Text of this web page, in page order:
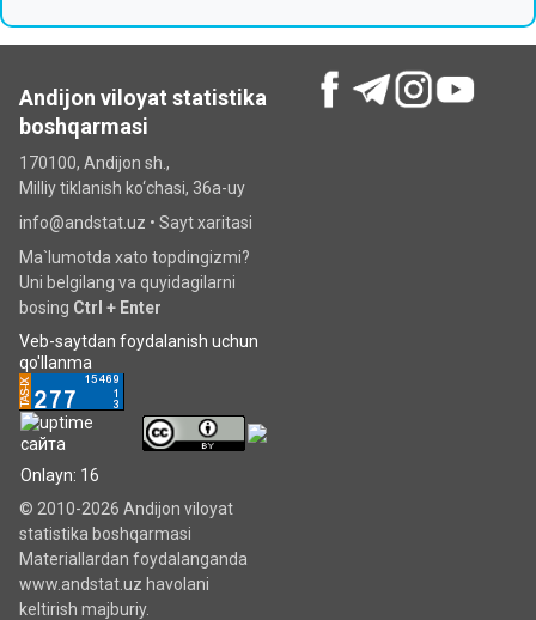
Andijon viloyat statistika
boshqarmasi
170100, Andijon sh.,
Milliy tiklanish ko‘chаsi, 36a-uy
info@andstat.uz • Sayt xaritasi
Ma`lumotda xato topdingizmi?
Uni belgilang va quyidagilarni
bosing Ctrl + Enter
Veb-saytdan foydalanish uchun
qo'llanma
Onlayn: 16
© 2010-2026 Andijon viloyat
statistika boshqarmasi
Materiallardan foydalanganda
www.andstat.uz havolani
keltirish majburiy.